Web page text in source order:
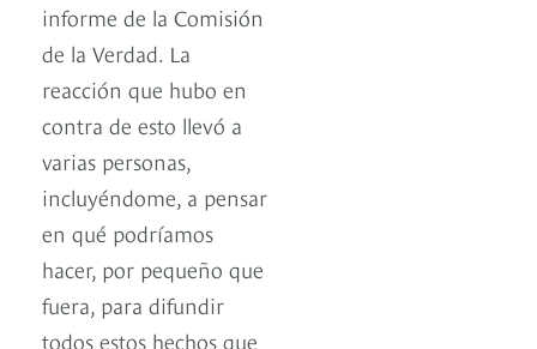
informe de la Comisión
de la Verdad. La
reacción que hubo en
contra de esto llevó a
varias personas,
incluyéndome, a pensar
en qué podríamos
hacer, por pequeño que
fuera, para difundir
todos estos hechos que